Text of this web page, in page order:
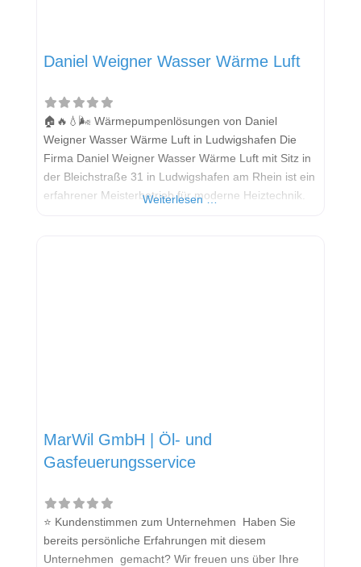
Daniel Weigner Wasser Wärme Luft
🏠🔥💧🌬️ Wärmepumpenlösungen von Daniel
Weigner Wasser Wärme Luft in Ludwigshafen Die
Firma Daniel Weigner Wasser Wärme Luft mit Sitz in
der Bleichstraße 31 in Ludwigshafen am Rhein ist ein
erfahrener Meisterbetrieb für moderne Heiztechnik.
Weiterlesen …
MarWil GmbH | Öl- und
Gasfeuerungsservice
⭐ Kundenstimmen zum Unternehmen Haben Sie
bereits persönliche Erfahrungen mit diesem
Unternehmen gemacht? Wir freuen uns über Ihre